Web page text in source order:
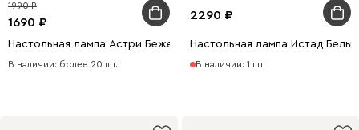
1690
1990
Настольная лампа Астри Бежевый
В наличии: более 20 шт.
2290
Настольная лампа Истад Белый
В наличии: 1 шт.